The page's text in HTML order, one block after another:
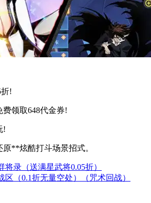
!
领取648代金券!
!
**炫酷打斗场景招式。
将录（送满星武将0.05折）
区（0.1折无量空处）（咒术回战）